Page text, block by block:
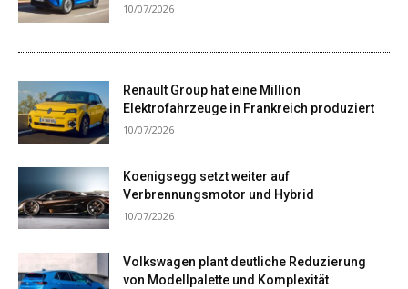
10/07/2026
Renault Group hat eine Million
Elektrofahrzeuge in Frankreich produziert
10/07/2026
Koenigsegg setzt weiter auf
Verbrennungsmotor und Hybrid
10/07/2026
Volkswagen plant deutliche Reduzierung
von Modellpalette und Komplexität